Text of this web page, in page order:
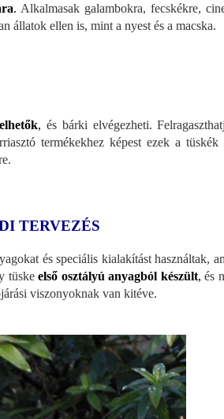
. Alkalmasak galambokra, fecskékre,
állatok ellen is, mint a nyest és a macska.
, és bárki elvégezheti.
termékekhez képest ezek a tüskék
TERVEZÉS
és speciális kialakítást használtak,
tüske első osztályú anyagból készült, és
viszonyoknak van kitéve.